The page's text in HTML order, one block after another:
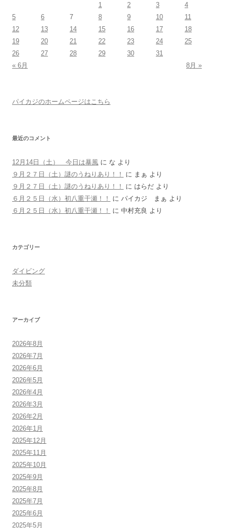
1
2 3
4
5
6 7 8 9 10
11
12
13 14 15 16 17
18
19
20 21 22 23 24
25
26
27 28 29 30
31
« 6月
8月 »
パイカジのホームページはこちら
最近のコメント
12月14日（土） 今日は暴風 に な より
９月２７日（土）謎のうねりあり！！
に まぁ より
９月２７日（土）謎のうねりあり！！
に はらだ より
６月２５日（水）初八重干瀬！！
に パイカジ まぁ より
６月２５日（水）初八重干瀬！！
に 中村充良 より
カテゴリー
ダイビング
未分類
アーカイブ
2026年8月
2026年7月
2026年6月
2026年5月
2026年4月
2026年3月
2026年2月
2026年1月
2025年12月
2025年11月
2025年10月
2025年9月
2025年8月
2025年7月
2025年6月
2025年5月